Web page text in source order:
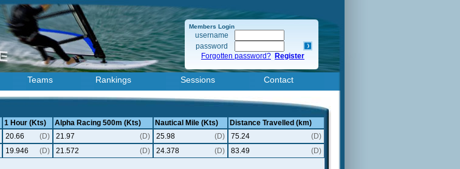
Members Login
username
password
Forgotten password? Register
Teams Rankings Sessions Contact
1 Hour (Kts) Alpha Racing 500m (Kts) Nautical Mile (Kts)
Distance Travelled (km)
20.66 (D) 21.97 (D) 25.98 (D) 75.24
(D)
19.946 (D) 21.572 (D) 24.378 (D) 83.49
(D)